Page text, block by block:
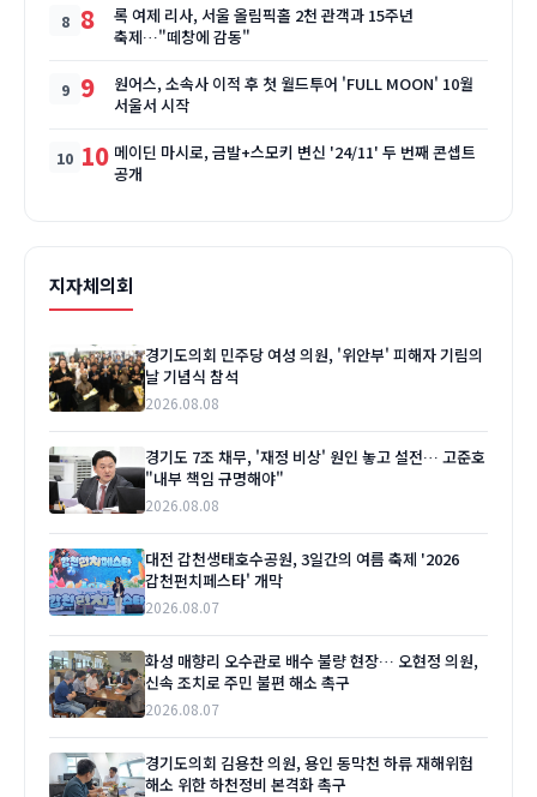
8
록 여제 리사, 서울 올림픽홀 2천 관객과 15주년
축제…"떼창에 감동"
9
원어스, 소속사 이적 후 첫 월드투어 'FULL MOON' 10월
서울서 시작
10 메이딘 마시로, 금발+스모키 변신 '24/11' 두 번째 콘셉트
공개
지자체의회
경기도의회 민주당 여성 의원, '위안부' 피해자 기림의
날 기념식 참석
2026.08.08
경기도 7조 채무, '재정 비상' 원인 놓고 설전… 고준호
"내부 책임 규명해야"
2026.08.08
대전 갑천생태호수공원, 3일간의 여름 축제 '2026
갑천펀치페스타' 개막
2026.08.07
화성 매향리 오수관로 배수 불량 현장… 오현정 의원,
신속 조치로 주민 불편 해소 촉구
2026.08.07
경기도의회 김용찬 의원, 용인 동막천 하류 재해위험
해소 위한 하천정비 본격화 촉구